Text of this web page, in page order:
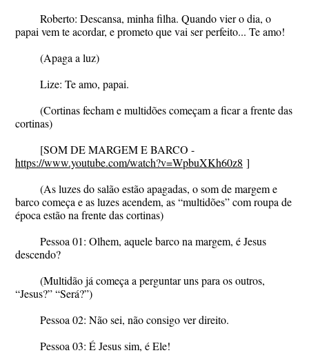
Roberto: Descansa, minha filha. Quando vier o dia, o
papai vem te acordar, e prometo que vai ser perfeito... Te amo!
(Apaga a luz)
Lize: Te amo, papai.
(Cortinas fecham e multidões começam a ficar a frente das
cortinas)
[SOM DE MARGEM E BARCO -
https://www.youtube.com/watch?v=WpbuXKh60z8 ]
(As luzes do salão estão apagadas, o som de margem e
barco começa e as luzes acendem, as “multidões” com roupa de
época estão na frente das cortinas)
Pessoa 01: Olhem, aquele barco na margem, é Jesus
descendo?
(Multidão já começa a perguntar uns para os outros,
“Jesus?” “Será?”)
Pessoa 02: Não sei, não consigo ver direito.
Pessoa 03: É Jesus sim, é Ele!